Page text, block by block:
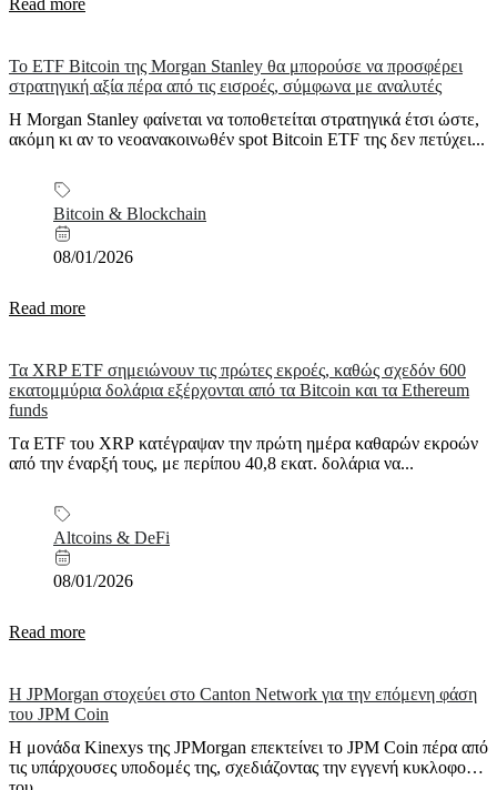
Το ETF Bitcoin της Morgan Stanley θα μπορούσε να προσφέρει
στρατηγική αξία πέρα από τις εισροές, σύμφωνα με αναλυτές
Η Morgan Stanley φαίνεται να τοποθετείται στρατηγικά έτσι ώστε,
ακόμη κι αν το νεοανακοινωθέν spot Bitcoin ETF της δεν πετύχει...
Bitcoin & Blockchain
08/01/2026
Read more
Τα XRP ETF σημειώνουν τις πρώτες εκροές, καθώς σχεδόν 600
εκατομμύρια δολάρια εξέρχονται από τα Bitcoin και τα Ethereum
funds
Tα ETF του XRP κατέγραψαν την πρώτη ημέρα καθαρών εκροών
από την έναρξή τους, με περίπου 40,8 εκατ. δολάρια να...
Altcoins & DeFi
08/01/2026
Read more
Η JPMorgan στοχεύει στο Canton Network για την επόμενη φάση
του JPM Coin
Η μονάδα Kinexys της JPMorgan επεκτείνει το JPM Coin πέρα από
τις υπάρχουσες υποδομές της, σχεδιάζοντας την εγγενή κυκλοφορία